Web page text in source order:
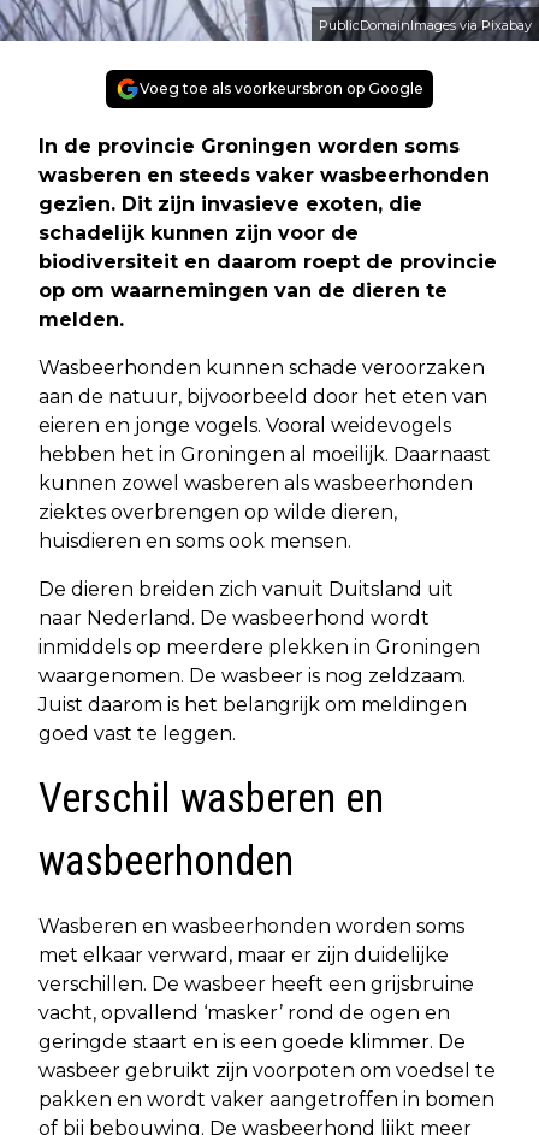
PublicDomainImages via Pixabay
Voeg toe als voorkeursbron op Google
In de provincie Groningen worden soms
wasberen en steeds vaker wasbeerhonden
gezien. Dit zijn invasieve exoten, die
schadelijk kunnen zijn voor de
biodiversiteit en daarom roept de provincie
op om waarnemingen van de dieren te
melden.
Wasbeerhonden kunnen schade veroorzaken
aan de natuur, bijvoorbeeld door het eten van
eieren en jonge vogels. Vooral weidevogels
hebben het in Groningen al moeilijk. Daarnaast
kunnen zowel wasberen als wasbeerhonden
ziektes overbrengen op wilde dieren,
huisdieren en soms ook mensen.
De dieren breiden zich vanuit Duitsland uit
naar Nederland. De wasbeerhond wordt
inmiddels op meerdere plekken in Groningen
waargenomen. De wasbeer is nog zeldzaam.
Juist daarom is het belangrijk om meldingen
goed vast te leggen.
Verschil wasberen en
wasbeerhonden
Wasberen en wasbeerhonden worden soms
met elkaar verward, maar er zijn duidelijke
verschillen. De wasbeer heeft een grijsbruine
vacht, opvallend ‘masker’ rond de ogen en
geringde staart en is een goede klimmer. De
wasbeer gebruikt zijn voorpoten om voedsel te
pakken en wordt vaker aangetroffen in bomen
of bij bebouwing. De wasbeerhond lijkt meer